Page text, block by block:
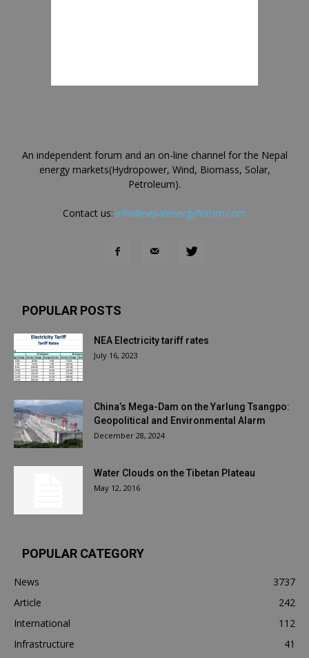
An independent forum and an on-line channel for the Nepal
energy markets(Hydropower, Wind, Biomass, Solar,
Petroleum).
Contact us: info@nepalenergyforum.com
POPULAR POSTS
NEA Electricity tariff rates
July 16, 2023
China’s Mega-Dam on the Yarlung Tsangpo:
Geopolitical and Environmental Alarm
December 28, 2024
Water Clouds on the Tibetan Plateau
May 12, 2016
POPULAR CATEGORY
News
3737
Article
242
International
112
Infrastructure
41